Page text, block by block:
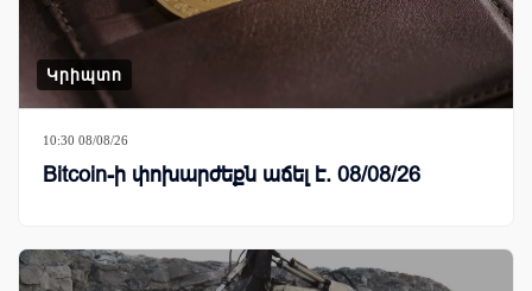
Կրիպտո
10:30 08/08/26
Bitcoin-ի փոխարժեքն աճել է. 08/08/26